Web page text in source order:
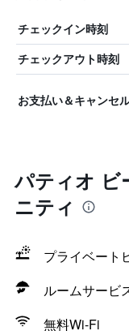
チェックイン時刻
チェックアウト時刻
お支払い＆キャンセ
パティオ ビ
ニティ
プライベート
ルームサービ
無料Wi-Fi